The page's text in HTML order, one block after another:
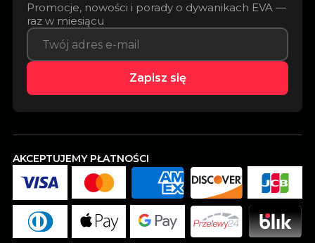
Promocje, nowości i porady o dywanikach EVA —
raz w miesiącu
Zapisz się
AKCEPTUJEMY PŁATNOŚCI